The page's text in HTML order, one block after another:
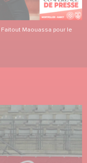
Maouassa pour le